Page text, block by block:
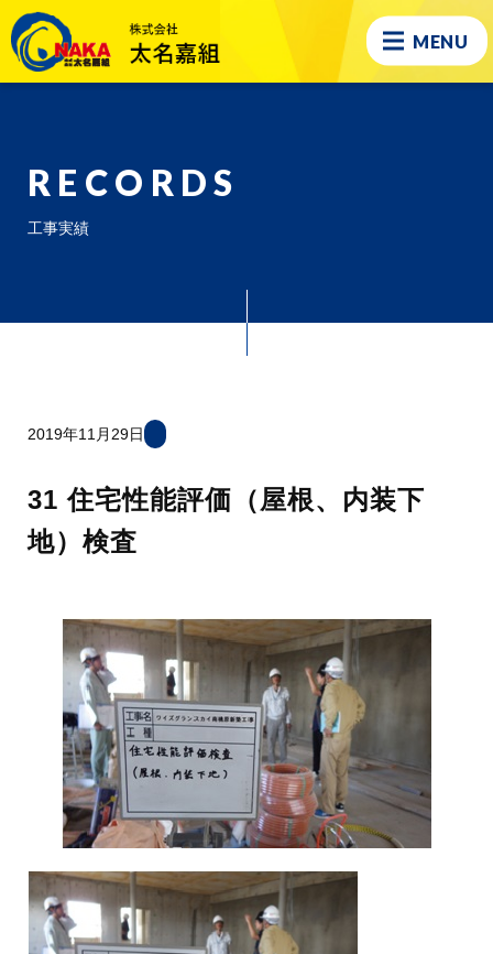
MENU
RECORDS
工事実績
2019年11月29日
31 住宅性能評価（屋根、内装下
地）検査